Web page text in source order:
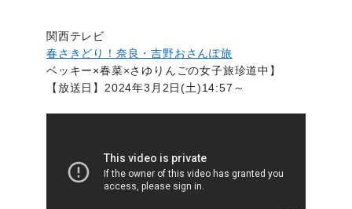
関西テレビ
春さきどり！奈良・吉野おさんぽ旅
ベッキー×春菜×さゆりんごの女子旅珍道中】
【放送日】2024年3月2日(土)14:57～